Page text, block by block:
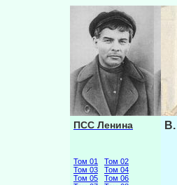
ПСС Ленина
Том 01
Том 02
Том 03
Том 04
Том 05
Том 06